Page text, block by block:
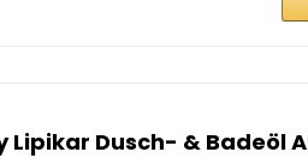
Lipikar Dusch- & Badeöl